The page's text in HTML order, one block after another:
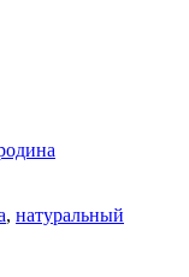
, натуральный